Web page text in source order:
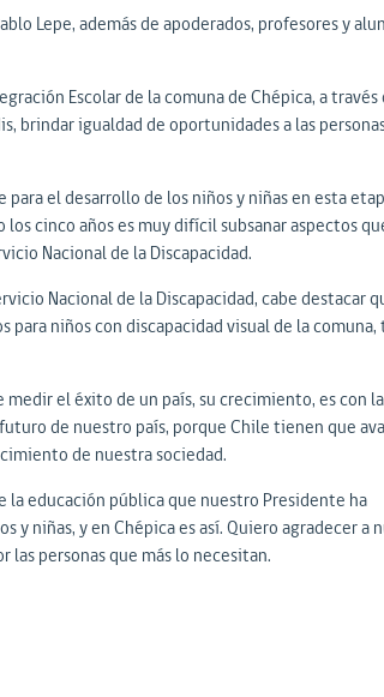
Lepe, además de apoderados, profesores y
Escolar de la comuna de Chépica, a través
igualdad de oportunidades a las
el desarrollo de los niños y niñas en esta
cinco años es muy difícil subsanar aspectos
Nacional de la Discapacidad.
Nacional de la Discapacidad, cabe destacar
niños con discapacidad visual de la
el éxito de un país, su crecimiento, es con
de nuestro país, porque Chile tienen que
de nuestra sociedad.
la educación pública que nuestro Presidente ha
niñas, y en Chépica es así. Quiero agradecer a
personas que más lo necesitan.